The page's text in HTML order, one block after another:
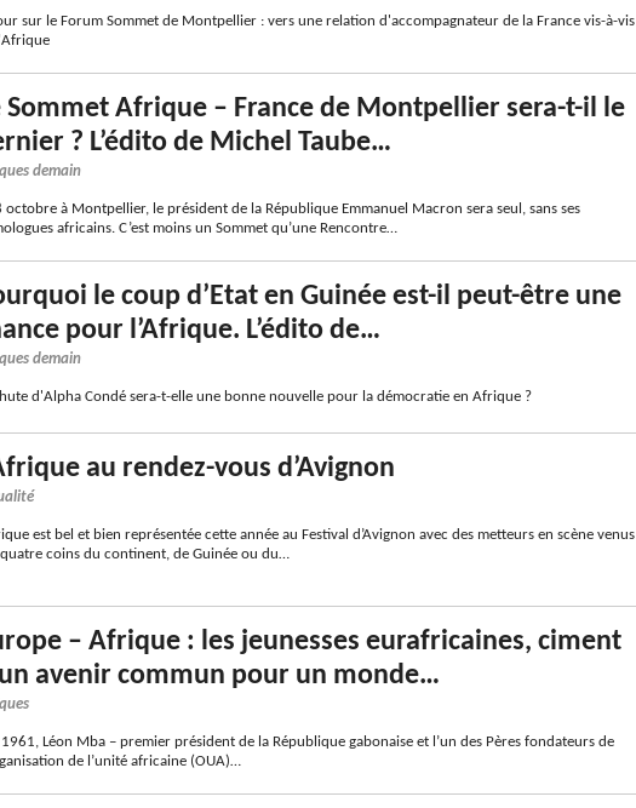
sur le Forum Sommet de Montpellier : vers une relation d'accompagnateur de la France vis-à-vis
Sommet Afrique – France de Montpellier sera-t-il le
? L’édito de Michel Taube…
demain
octobre à Montpellier, le président de la République Emmanuel Macron sera seul, sans ses
africains. C’est moins un Sommet qu’une Rencontre…
le coup d’Etat en Guinée est-il peut-être une
pour l’Afrique. L’édito de…
demain
d'Alpha Condé sera-t-elle une bonne nouvelle pour la démocratie en Afrique ?
au rendez-vous d’Avignon
est bel et bien représentée cette année au Festival d’Avignon avec des metteurs en scène venus
coins du continent, de Guinée ou du…
– Afrique : les jeunesses eurafricaines, ciment
avenir commun pour un monde…
1961, Léon Mba – premier président de la République gabonaise et l’un des Pères fondateurs de
de l’unité africaine (OUA)…